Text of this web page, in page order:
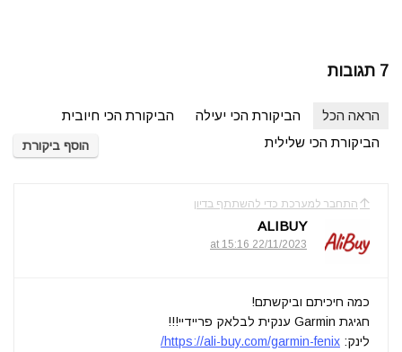
7 תגובות
הראה הכל הביקורת הכי יעילה
הביקורת הכי חיובית
הביקורת הכי שלילית
הוסף ביקורת
התחבר למערכת כדי להשתתף בדיון
ALIBUY
22/11/2023 at 15:16
כמה חיכיתם וביקשתם!
חגיגת Garmin ענקית לבלאק פריידיי!!!
לינק: https://ali-buy.com/garmin-fenix/